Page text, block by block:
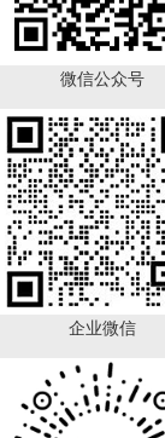
微信公众号
企业微信